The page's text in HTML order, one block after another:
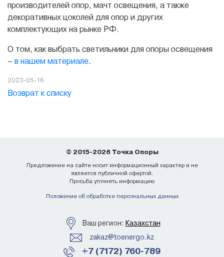
производителей опор, мачт освещения, а также
декоративных цоколей для опор и других
комплектующих на рынке РФ.
О том, как выбрать светильники для опоры освещения
– в нашем материале.
2023-05-16
Возврат к списку
© 2015-2026 Точка Опоры
Предложение на сайте носит информационный характер и не
является публичной офертой.
Просьба уточнять информацию
Положение об обработке персональных данных
Ваш регион: Казахстан
zakaz@toenergo.kz
+7 (7172) 760-789